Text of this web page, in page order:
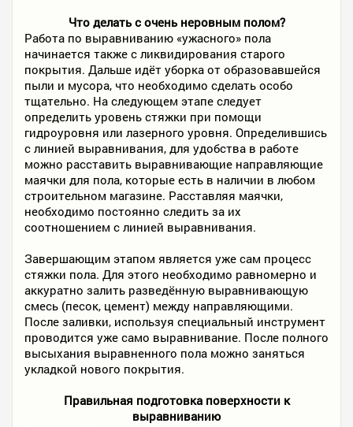
Что делать с очень неровным полом?
Работа по выравниванию «ужасного» пола
начинается также с ликвидирования старого
покрытия. Дальше идёт уборка от образовавшейся
пыли и мусора, что необходимо сделать особо
тщательно. На следующем этапе следует
определить уровень стяжки при помощи
гидроуровня или лазерного уровня. Определившись
с линией выравнивания, для удобства в работе
можно расставить выравнивающие направляющие
маячки для пола, которые есть в наличии в любом
строительном магазине. Расставляя маячки,
необходимо постоянно следить за их
соотношением с линией выравнивания.
Завершающим этапом является уже сам процесс
стяжки пола. Для этого необходимо равномерно и
аккуратно залить разведённую выравнивающую
смесь (песок, цемент) между направляющими.
После заливки, используя специальный инструмент
проводится уже само выравнивание. После полного
высыхания выравненного пола можно заняться
укладкой нового покрытия.
Правильная подготовка поверхности к
выравниванию